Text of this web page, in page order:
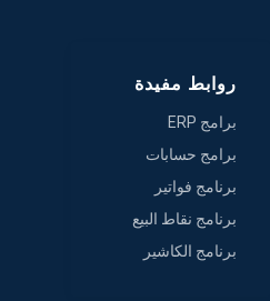
روابط مفيدة
برامج ERP
برامج حسابات
برنامج فواتير
برنامج نقاط البيع
برنامج الكاشير